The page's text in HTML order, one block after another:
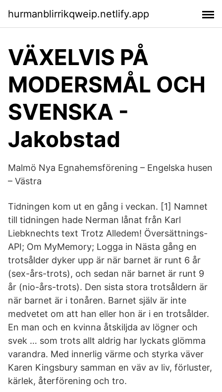
hurmanblirrikqweip.netlify.app
VÄXELVIS PÅ
MODERSMÅL OCH
SVENSKA -
Jakobstad
Malmö Nya Egnahemsförening – Engelska husen
– Västra
Tidningen kom ut en gång i veckan. [1] Namnet
till tidningen hade Nerman lånat från Karl
Liebknechts text Trotz Alledem! Översättnings-
API; Om MyMemory; Logga in Nästa gång en
trotsålder dyker upp är när barnet är runt 6 år
(sex-års-trots), och sedan när barnet är runt 9
år (nio-års-trots). Den sista stora trotsåldern är
när barnet är i tonåren. Barnet själv är inte
medvetet om att han eller hon är i en trotsålder.
En man och en kvinna åtskiljda av lögner och
svek … som trots allt aldrig har lyckats glömma
varandra. Med innerlig värme och styrka väver
Karen Kingsbury samman en väv av liv, förluster,
kärlek, återförening och tro.